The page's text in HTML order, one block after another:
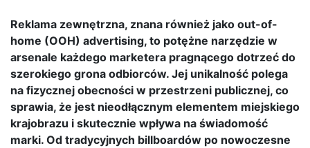
Reklama zewnętrzna, znana również jako out-of-
home (OOH) advertising, to potężne narzędzie w
arsenale każdego marketera pragnącego dotrzeć do
szerokiego grona odbiorców. Jej unikalność polega
na fizycznej obecności w przestrzeni publicznej, co
sprawia, że jest nieodłącznym elementem miejskiego
krajobrazu i skutecznie wpływa na świadomość
marki. Od tradycyjnych billboardów po nowoczesne